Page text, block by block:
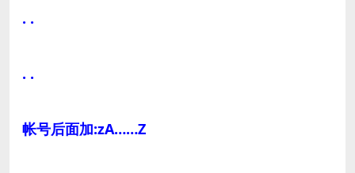
. .
. .
帐号后面加:zA……Z